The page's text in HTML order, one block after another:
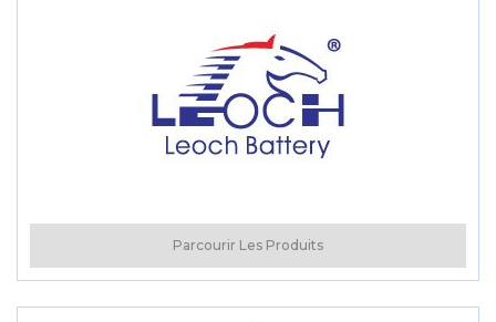
Parcourir Les Produits